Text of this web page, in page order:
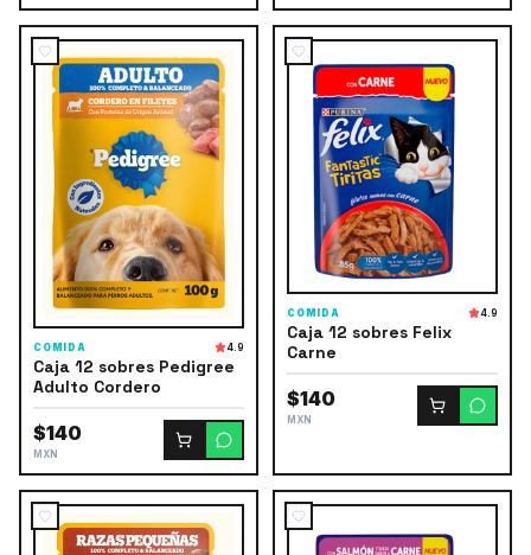
COMIDA 4.9
Caja 12 sobres Pedigree
Adulto Cordero
$140
MXN
COMIDA 4.9
Caja 12 sobres Felix
Carne
$140
MXN